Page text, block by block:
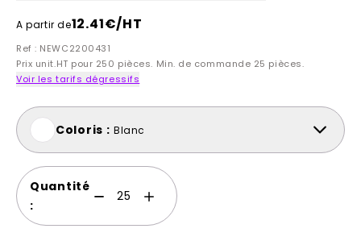
A partir de12.41€/HT
Ref : NEWC2200431
Prix unit.HT pour 250 pièces. Min. de commande 25 pièces.
Voir les tarifs dégressifs
Coloris : Blanc
Quantité
: